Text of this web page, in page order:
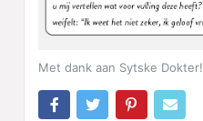
Met dank aan Sytske Dokter!